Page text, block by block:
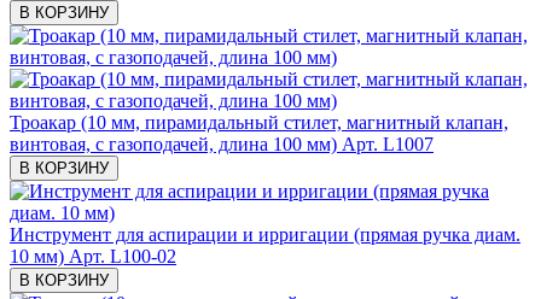
В КОРЗИНУ
Троакар (10 мм, пирамидальный стилет, магнитный клапан,
винтовая, с газоподачей, длина 100 мм) Арт. L1007
В КОРЗИНУ
Инструмент для аспирации и ирригации (прямая ручка диам.
10 мм) Арт. L100-02
В КОРЗИНУ